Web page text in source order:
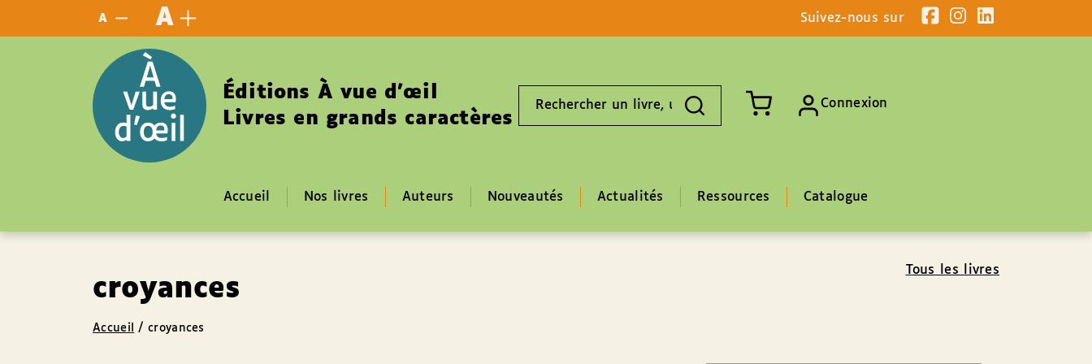
A A Suivez-nous sur
Éditions À vue d’œil
Livres en grands caractères livre,
Connexion
Accueil Nos livres Auteurs Nouveautés Actualités Ressources Catalogue
croyances
Tous les livres
Accueil /croyances
Panneau de gestion des cookies